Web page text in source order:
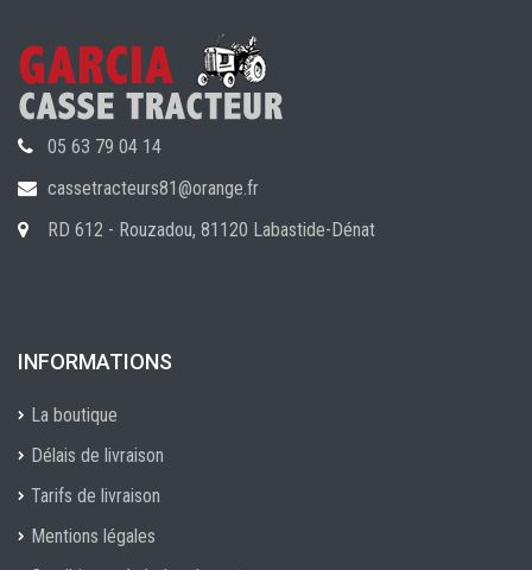
05 63 79 04 14
cassetracteurs81@orange.fr
RD 612 - Rouzadou, 81120 Labastide-Dénat
INFORMATIONS
La boutique
Délais de livraison
Tarifs de livraison
Mentions légales